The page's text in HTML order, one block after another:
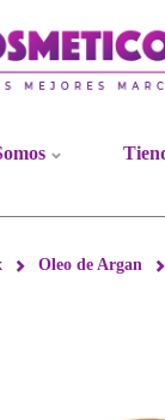
Oleo de Argan